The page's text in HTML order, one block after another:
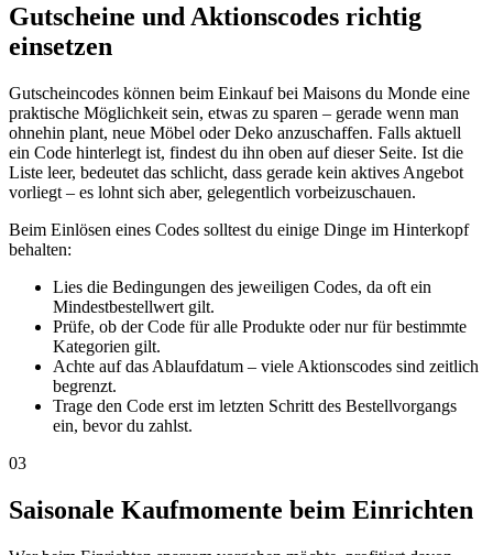
Gutscheine und Aktionscodes richtig
einsetzen
Gutscheincodes können beim Einkauf bei Maisons du Monde eine
praktische Möglichkeit sein, etwas zu sparen – gerade wenn man
ohnehin plant, neue Möbel oder Deko anzuschaffen. Falls aktuell
ein Code hinterlegt ist, findest du ihn oben auf dieser Seite. Ist die
Liste leer, bedeutet das schlicht, dass gerade kein aktives Angebot
vorliegt – es lohnt sich aber, gelegentlich vorbeizuschauen.
Beim Einlösen eines Codes solltest du einige Dinge im Hinterkopf
behalten:
Lies die Bedingungen des jeweiligen Codes, da oft ein
Mindestbestellwert gilt.
Prüfe, ob der Code für alle Produkte oder nur für bestimmte
Kategorien gilt.
Achte auf das Ablaufdatum – viele Aktionscodes sind zeitlich
begrenzt.
Trage den Code erst im letzten Schritt des Bestellvorgangs
ein, bevor du zahlst.
03
Saisonale Kaufmomente beim Einrichten